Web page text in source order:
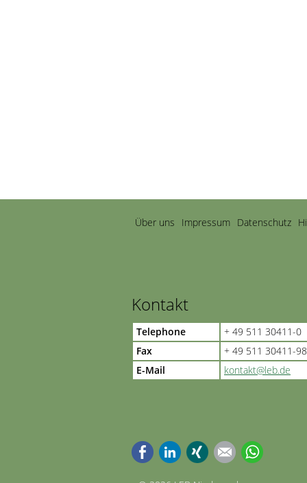
Navigation
überspringen
Über uns Impressum Datenschutz
Kontakt
Telephone
+ 49 511 30411-0
Fax
+ 49 511 30411-98
E-Mail
kontakt@leb.de
FacebookLinkedInXing E-mail